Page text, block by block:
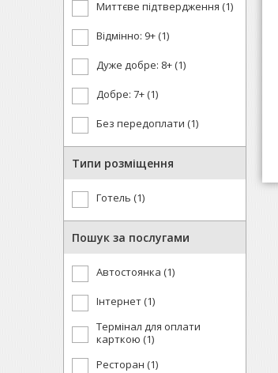
Миттєве підтвердження (1)
Відмінно: 9+ (1)
Дуже добре: 8+ (1)
Добре: 7+ (1)
Без передоплати (1)
Типи розміщення
Готель (1)
Пошук за послугами
Автостоянка (1)
Інтернет (1)
Термінал для оплати
карткою (1)
Ресторан (1)